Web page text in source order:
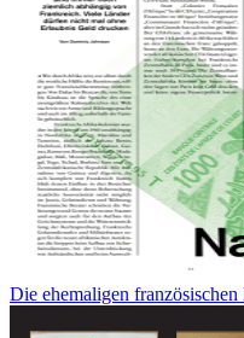
Die ehemaligen